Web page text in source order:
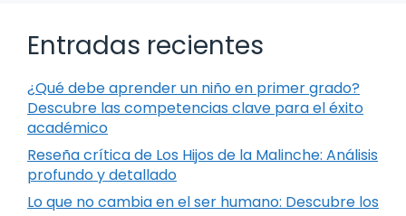
Entradas recientes
¿Qué debe aprender un niño en primer grado?
Descubre las competencias clave para el éxito
académico
Reseña crítica de Los Hijos de la Malinche: Análisis
profundo y detallado
Lo que no cambia en el ser humano: Descubre los